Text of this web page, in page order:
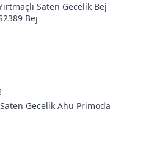
Saten Gecelik Bej
Bej
Gecelik Ahu Primoda